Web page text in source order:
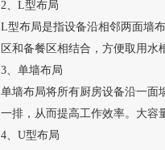
2、L型布局
L型布局是指设备沿相邻两面墙
区和备餐区相结合，方便取用水槽
3、单墙布局
单墙布局将所有厨房设备沿一面
一排，从而提高工作效率
4、U型布局